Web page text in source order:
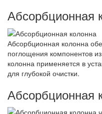
Абсорбционная
Абсорбционная колонна
поглощения компонентов
колонна применяется в
для глубокой очистки.
Абсорбционная